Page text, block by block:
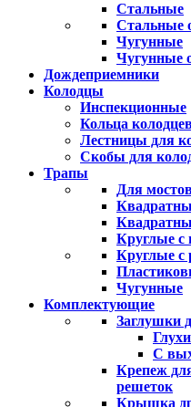
Стальные
Стальные
Чугунные
Чугунные
Дождеприемники
Колодцы
Инспекционные
Кольца
Лестницы для
Скобы для
Трапы
Для
Круглые с
Круглые с
Чугунные
Комплектующие
Заглушки
С
Крепеж
решеток
Крышка